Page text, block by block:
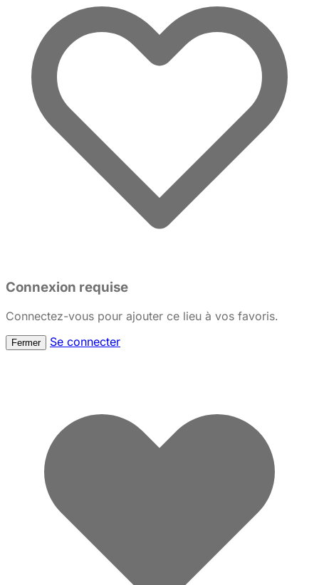
Connexion requise
Connectez-vous pour ajouter ce lieu à vos favoris.
Fermer Se connecter